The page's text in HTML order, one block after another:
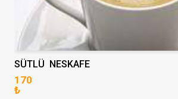
SÜTLÜ NESKAFE
170
₺